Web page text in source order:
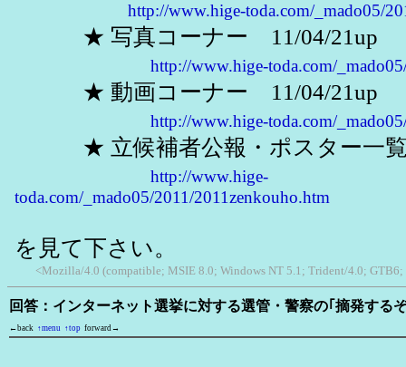
http://www.hige-toda.com/_mado05/
★ 写真コーナー 11/04/21up
http://www.hige-toda.com/
★ 動画コーナー 11/04/21up
http://www.hige-toda.com/
★ 立候補者公報・ポスター一覧
http://www.hige-
toda.com/_mado05/2011/2011zenkouho.htm
を見て下さい。
<Mozilla/4.0 (compatible; MSIE 8.0; Windows NT 5.1; Trident/4.0;
回答：インターネット選挙に対する選管・警察の｢摘発する
←back ↑menu ↑top forward→